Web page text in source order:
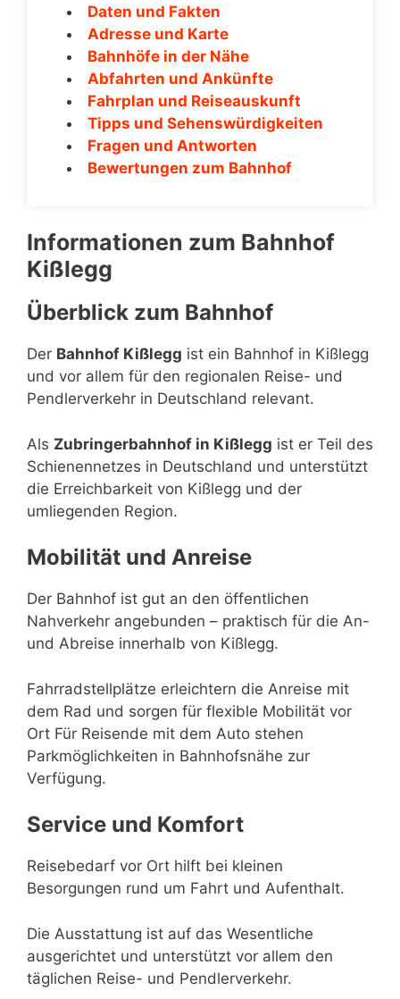
Daten und Fakten
Adresse und Karte
Bahnhöfe in der Nähe
Abfahrten und Ankünfte
Fahrplan und Reiseauskunft
Tipps und Sehenswürdigkeiten
Fragen und Antworten
Bewertungen zum Bahnhof
Informationen zum Bahnhof
Kißlegg
Überblick zum Bahnhof
Der Bahnhof Kißlegg ist ein Bahnhof in Kißlegg
und vor allem für den regionalen Reise- und
Pendlerverkehr in Deutschland relevant.
Als Zubringerbahnhof in Kißlegg ist er Teil des
Schienennetzes in Deutschland und unterstützt
die Erreichbarkeit von Kißlegg und der
umliegenden Region.
Mobilität und Anreise
Der Bahnhof ist gut an den öffentlichen
Nahverkehr angebunden – praktisch für die An-
und Abreise innerhalb von Kißlegg.
Fahrradstellplätze erleichtern die Anreise mit
dem Rad und sorgen für flexible Mobilität vor
Ort Für Reisende mit dem Auto stehen
Parkmöglichkeiten in Bahnhofsnähe zur
Verfügung.
Service und Komfort
Reisebedarf vor Ort hilft bei kleinen
Besorgungen rund um Fahrt und Aufenthalt.
Die Ausstattung ist auf das Wesentliche
ausgerichtet und unterstützt vor allem den
täglichen Reise- und Pendlerverkehr.